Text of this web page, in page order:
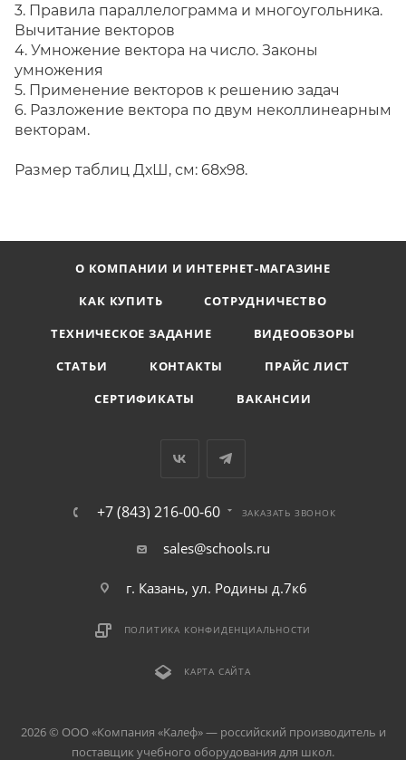
3. Правила параллелограмма и многоугольника.
Вычитание векторов
4. Умножение вектора на число. Законы
умножения
5. Применение векторов к решению задач
6. Разложение вектора по двум неколлинеарным
векторам.
Размер таблиц ДхШ, см: 68х98.
О КОМПАНИИ И ИНТЕРНЕТ-МАГАЗИНЕ
КАК КУПИТЬ
СОТРУДНИЧЕСТВО
ТЕХНИЧЕСКОЕ ЗАДАНИЕ
ВИДЕООБЗОРЫ
СТАТЬИ
КОНТАКТЫ
ПРАЙС ЛИСТ
СЕРТИФИКАТЫ
ВАКАНСИИ
+7 (843) 216-00-60 ЗАКАЗАТЬ ЗВОНОК
sales@schools.ru
г. Казань, ул. Родины д.7к6
ПОЛИТИКА КОНФИДЕНЦИАЛЬНОСТИ
КАРТА САЙТА
2026 © ООО «Компания «Kалеф» — российский производитель и
поставщик учебного оборудования для школ.